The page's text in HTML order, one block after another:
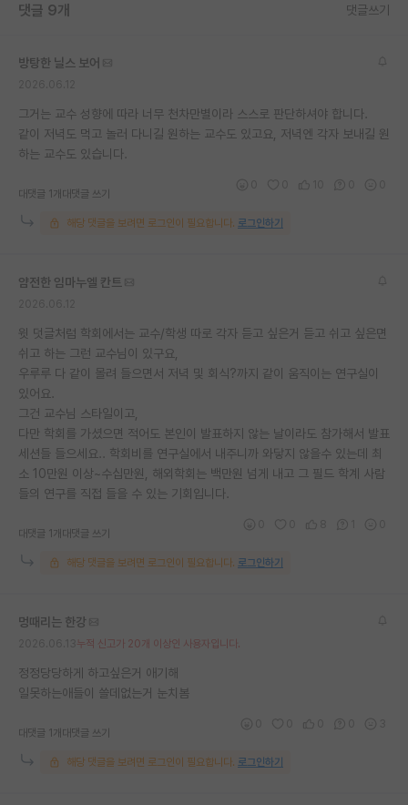
재팬라운지 🌸
댓글 9개 댓글쓰기
방탕한 닐스 보어
그거는 교수 성향에 따라 너무 천차만별이라 스스로 판단하셔야 합니다.
같이 저녁도 먹고 놀러 다니길 원하는 교수도 있고요, 저녁엔 각자 보내길 원
하는 교수도 있습니다.
대댓글 1개 대댓글 쓰기
해당 댓글을 보려면 로그인이 필요합니다. 로그인하기
얌전한 임마누엘 칸트
윗 덧글처럼 학회에서는 교수/학생 따로 각자 듣고 싶은거 듣고 쉬고 싶은면
쉬고 하는 그런 교수님이 있구요,
우루루 다 같이 몰려 들으면서 저녁 및 회식?까지 같이 움직이는 연구실이
있어요.
그건 교수님 스타일이고,
다만 학회를 가셨으면 적어도 본인이 발표하지 않는 날이라도 참가해서 발표
세션들 들으세요.. 학회비를 연구실에서 내주니까 와닿지 않을수 있는데 최
소 10만원 이상~수십만원, 해외학회는 백만원 넘게 내고 그 필드 학계 사람
들의 연구를 직접 들을 수 있는 기회입니다.
대댓글 1개 대댓글 쓰기
해당 댓글을 보려면 로그인이 필요합니다. 로그인하기
멍때리는 한강
누적 신고가 20개 이상인 사용자입니다.
정정당당하게 하고싶은거 애기해
일못하는애들이 쓸데없는거 눈치봄
대댓글 1개 대댓글 쓰기
해당 댓글을 보려면 로그인이 필요합니다. 로그인하기